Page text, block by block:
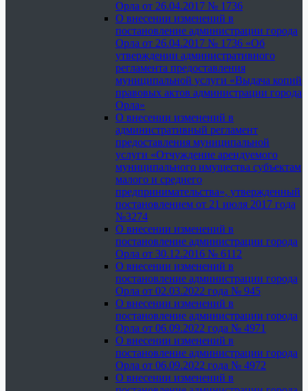
Орла от 26.04.2017 № 1736
О внесении изменений в
постановление администрации города
Орла от 26.04.2017 № 1736 «Об
утверждении административного
регламента предоставления
муниципальной услуги «Выдача копий
правовых актов администрации города
Орла»
О внесении изменений в
административный регламент
предоставления муниципальной
услуги «Отчуждение арендуемого
муниципального имущества субъектам
малого и среднего
предпринимательства», утвержденный
постановлением от 21 июля 2017 года
№3274
О внесении изменений в
постановление администрации города
Орла от 30.12.2016 № 6112
О внесении изменений в
постановление администрации города
Орла от 02.03.2022 года № 945
О внесении изменений в
постановление администрации города
Орла от 06.09.2022 года № 4971
О внесении изменений в
постановление администрации города
Орла от 06.09.2022 года № 4972
О внесении изменений в